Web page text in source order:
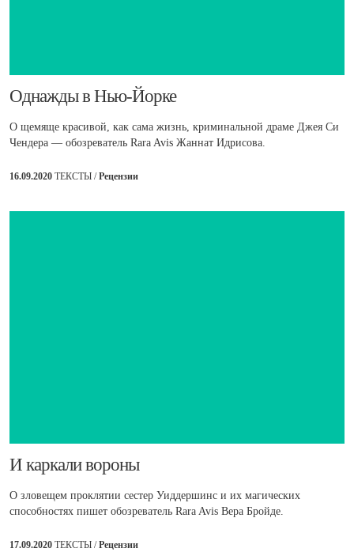
​Однажды в Нью-Йорке
О щемяще красивой, как сама жизнь, криминальной драме Джея Си
Чендера — обозреватель Rara Avis Жаннат Идрисова.
16.09.2020 ТЕКСТЫ /Рецензии
И каркали вороны
О зловещем проклятии сестер Уиддершинс и их магических
способностях пишет обозреватель Rara Avis Вера Бройде.
17.09.2020 ТЕКСТЫ /Рецензии